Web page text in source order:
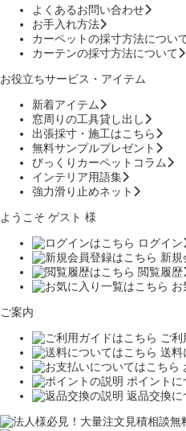
よくあるお問い合わせ
お手入れ方法
カーペットの採寸方法につい
カーテンの採寸方法について
お役立ちサービス・アイテム
新着アイテム
窓周りの工具貸し出し
出張採寸・施工はこちら
無料サンプルプレゼント
びっくりカーペットコラム
インテリア用語集
強力滑り止めネット
ようこそ ゲスト 様
ログイン
新規
閲覧履歴
お
ご案内
ご利
送料
ポイントに
返品交換に